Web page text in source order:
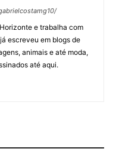
e trabalha com
escreveu em blogs de
animais e até moda,
até aqui.